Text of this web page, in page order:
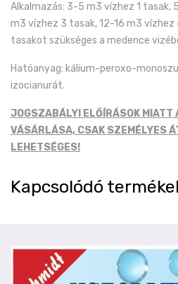
Alkalmazás: 3-5 m3 vízhez 1 tasak,
m3 vízhez 3 tasak, 12-16 m3
tasakot szükséges a medence
Hatóanyag: kálium-peroxo-
izocianurát.
JOGSZABÁLYI ELŐÍRÁSOK MIATT
VÁSÁRLÁSA, CSAK SZEMÉLYES
LEHETSÉGES!
Kapcsolódó